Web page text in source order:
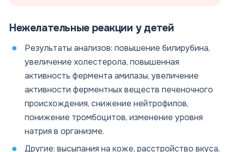
Нежелательные реакции у детей
Результаты анализов: повышение билирубина,
увеличение холестерола, повышенная
активность фермента амилазы, увеличение
активности ферментных веществ печеночного
происхождения, снижение нейтрофилов,
понижение тромбоцитов, изменение уровня
натрия в организме.
Другие: высыпания на коже, расстройство вкуса,